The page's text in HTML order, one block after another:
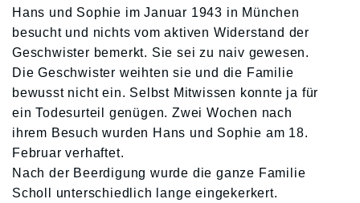
Hans und Sophie im Januar 1943 in München
besucht und nichts vom aktiven Widerstand der
Geschwister bemerkt. Sie sei zu naiv gewesen.
Die Geschwister weihten sie und die Familie
bewusst nicht ein. Selbst Mitwissen konnte ja für
ein Todesurteil genügen. Zwei Wochen nach
ihrem Besuch wurden Hans und Sophie am 18.
Februar verhaftet.
Nach der Beerdigung wurde die ganze Familie
Scholl unterschiedlich lange eingekerkert.